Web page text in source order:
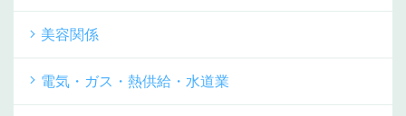
美容関係
電気・ガス・熱供給・水道業